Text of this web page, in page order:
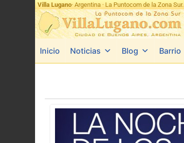
Villa Lugano· Argentina · La Puntocom de la Zona Sur.
Inicio Noticias Blog Barrio